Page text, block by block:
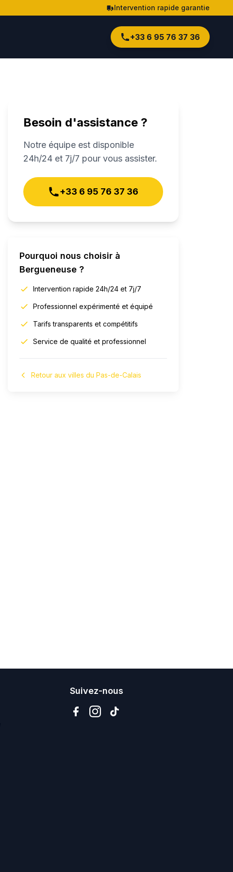
Intervention rapide garantie
+33 6 95 76 37 36
Besoin d'assistance ?
Notre équipe est disponible
24h/24 et 7j/7 pour vous assister.
+33 6 95 76 37 36
Pourquoi nous choisir à
Bergueneuse ?
Intervention rapide 24h/24 et 7j/7
Professionnel expérimenté et équipé
Tarifs transparents et compétitifs
Service de qualité et professionnel
Retour aux villes du Pas-de-Calais
Suivez-nous